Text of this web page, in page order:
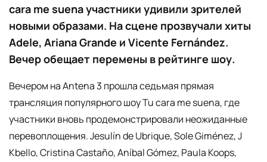
cara me suena участники удивили зрителей
новыми образами. На сцене прозвучали хиты
Adele, Ariana Grande и Vicente Fernández.
Вечер обещает перемены в рейтинге шоу.
Вечером на Antena 3 прошла седьмая прямая
трансляция популярного шоу Tu cara me suena, где
участники вновь продемонстрировали неожиданные
перевоплощения. Jesulín de Ubrique, Sole Giménez, J
Kbello, Cristina Castaño, Aníbal Gómez, Paula Koops,